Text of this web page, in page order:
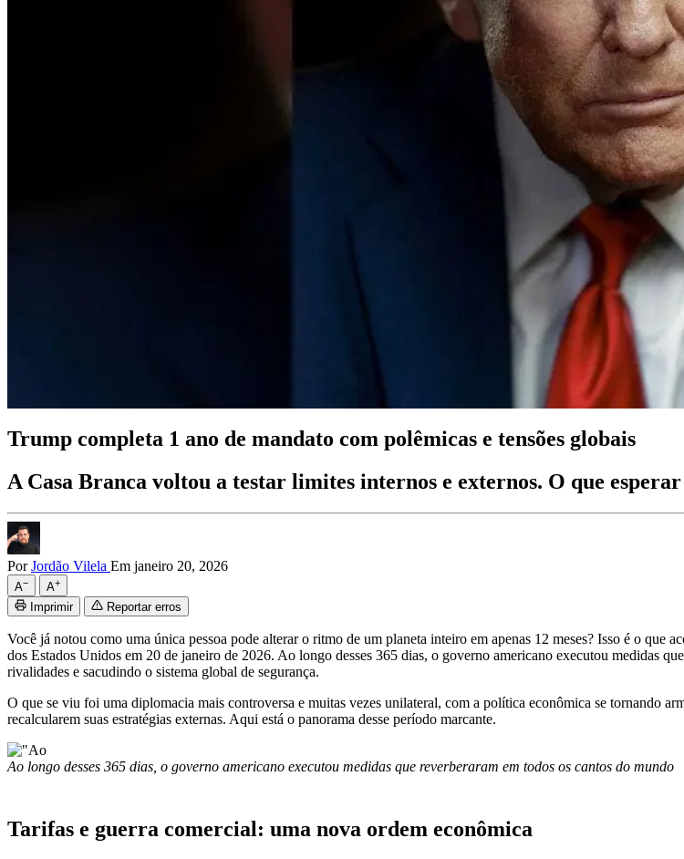
Trump completa 1 ano de mandato com polêmicas e tensões globais
A Casa Branca voltou a testar limites internos e externos. O que
PorJordão Vilela Em janeiro 20, 2026
A− A+
Imprimir Reportar erros
Você já notou como uma única pessoa pode alterar o ritmo de um planeta inteiro em apenas 12 meses? Isso é o que
dos Estados Unidos em 20 de janeiro de 2026. Ao longo desses 365 dias, o governo americano executou medidas
rivalidades e sacudindo o sistema global de segurança.
O que se viu foi uma diplomacia mais controversa e muitas vezes unilateral, com a política econômica se tornando
recalcularem suas estratégias externas. Aqui está o panorama desse período marcante.
Ao longo desses 365 dias, o governo americano executou medidas que reverberaram em todos os cantos do mundo
Tarifas e guerra comercial: uma nova ordem econômica